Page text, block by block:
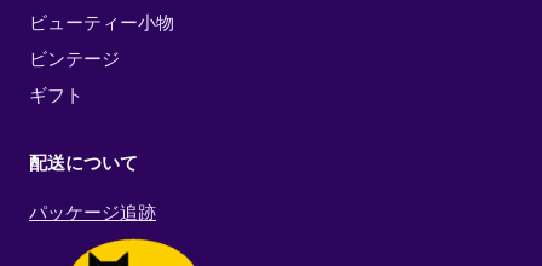
ビューティー小物
ビンテージ
ギフト
配送について
パッケージ追跡